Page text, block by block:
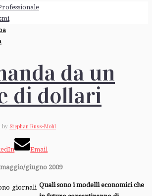
da un
di dollari
by Stephan Russ-Mohl
Email
giugno 2009
Quali sono i modelli economici che